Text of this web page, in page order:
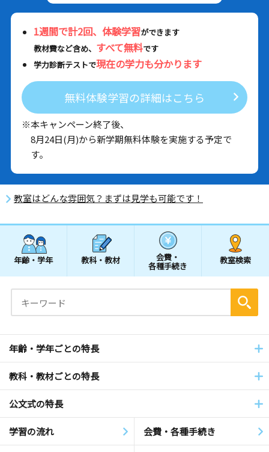
1週間で計2回、体験学習ができます
教材費など含め、 すべて無料です
学力診断テストで現在の学力も分かります
無料体験学習の詳細はこちら
※本キャンペーン終了後、
8月24日(月)から新学期無料体験を実施する予定で
す。
教室はどんな雰囲気？まずは見学も可能です！
年齢・学年 教科・教材 会費・
各種手続き
教室検索
年齢・学年ごとの特長
教科・教材ごとの特長
公文式の特長
学習の流れ 会費・各種手続き